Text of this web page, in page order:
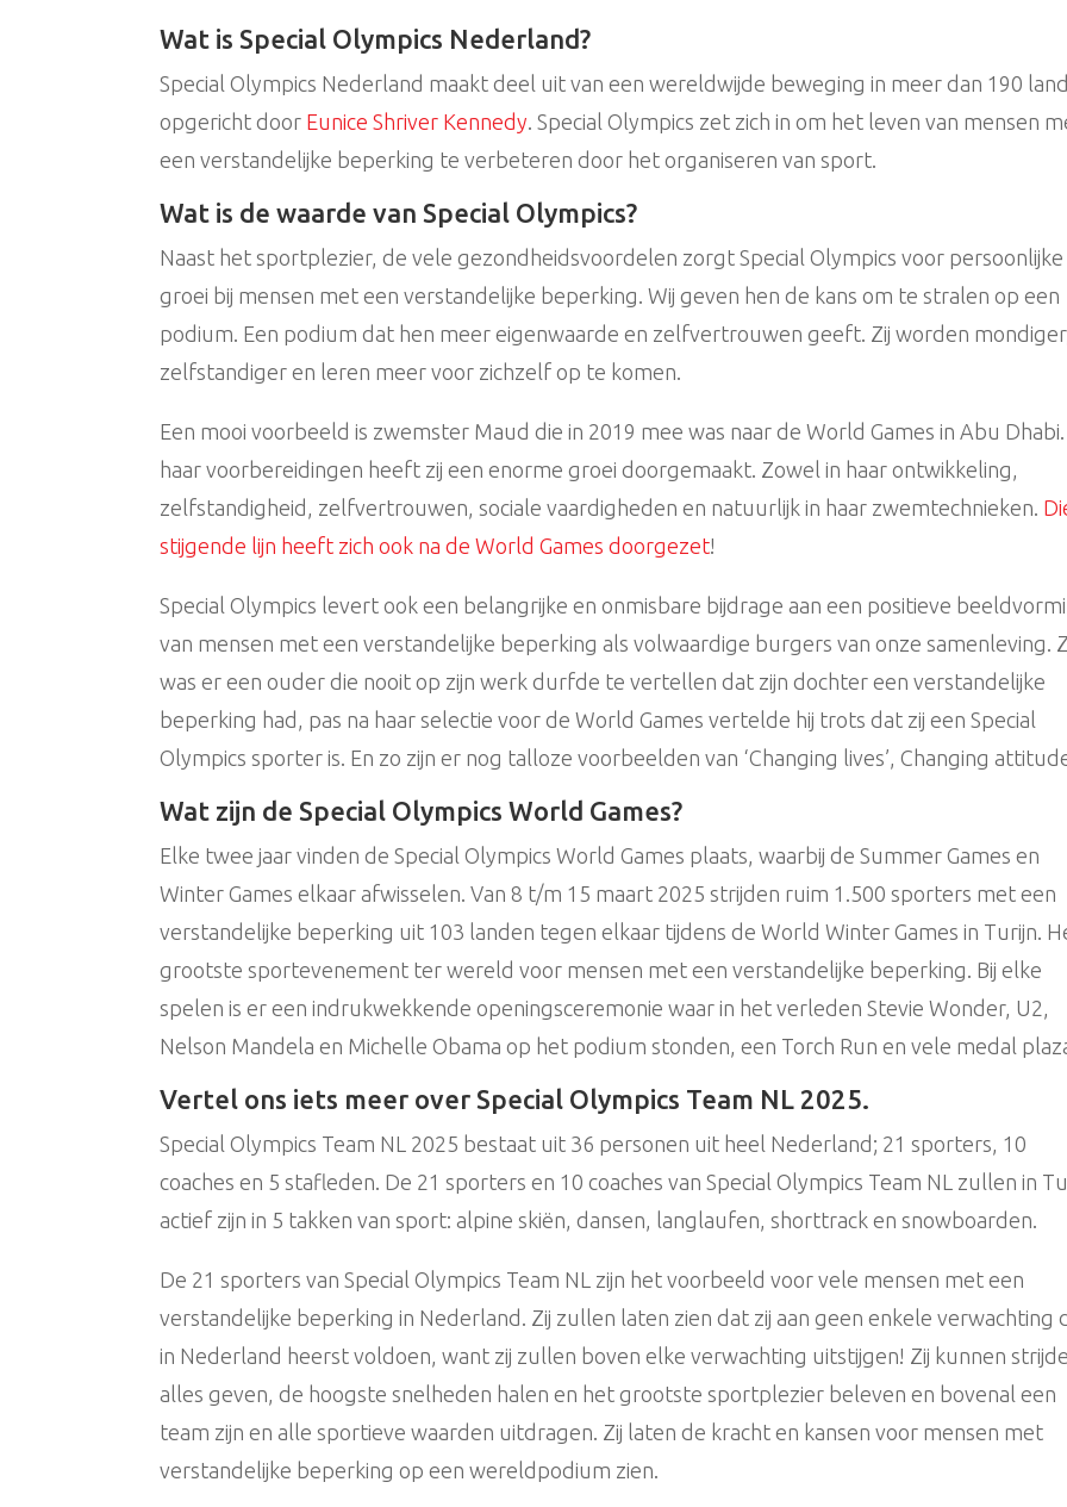
Wat is Special Olympics Nederland?
Special Olympics Nederland maakt deel uit van een wereldwijde beweging in meer dan 190
opgericht door Eunice Shriver Kennedy. Special Olympics zet zich in om het leven van mensen
een verstandelijke beperking te verbeteren door het organiseren van sport.
Wat is de waarde van Special Olympics?
Naast het sportplezier, de vele gezondheidsvoordelen zorgt Special Olympics voor persoonlijke
groei bij mensen met een verstandelijke beperking. Wij geven hen de kans om te stralen op een
podium. Een podium dat hen meer eigenwaarde en zelfvertrouwen geeft. Zij worden
zelfstandiger en leren meer voor zichzelf op te komen.
Een mooi voorbeeld is zwemster Maud die in 2019 mee was naar de World Games in Abu Dhabi.
haar voorbereidingen heeft zij een enorme groei doorgemaakt. Zowel in haar ontwikkeling,
zelfstandigheid, zelfvertrouwen, sociale vaardigheden en natuurlijk in haar zwemtechnieken.
stijgende lijn heeft zich ook na de World Games doorgezet!
Special Olympics levert ook een belangrijke en onmisbare bijdrage aan een positieve
van mensen met een verstandelijke beperking als volwaardige burgers van onze samenleving.
was er een ouder die nooit op zijn werk durfde te vertellen dat zijn dochter een verstandelijke
beperking had, pas na haar selectie voor de World Games vertelde hij trots dat zij een Special
Olympics sporter is. En zo zijn er nog talloze voorbeelden van ‘Changing lives’, Changing
Wat zijn de Special Olympics World Games?
Elke twee jaar vinden de Special Olympics World Games plaats, waarbij de Summer Games en
Winter Games elkaar afwisselen. Van 8 t/m 15 maart 2025 strijden ruim 1.500 sporters met een
verstandelijke beperking uit 103 landen tegen elkaar tijdens de World Winter Games in Turijn.
grootste sportevenement ter wereld voor mensen met een verstandelijke beperking. Bij elke
spelen is er een indrukwekkende openingsceremonie waar in het verleden Stevie Wonder, U2,
Nelson Mandela en Michelle Obama op het podium stonden, een Torch Run en vele medal
Vertel ons iets meer over Special Olympics Team NL 2025.
Special Olympics Team NL 2025 bestaat uit 36 personen uit heel Nederland; 21 sporters, 10
coaches en 5 stafleden. De 21 sporters en 10 coaches van Special Olympics Team NL zullen in
actief zijn in 5 takken van sport: alpine skiën, dansen, langlaufen, shorttrack en snowboarden.
De 21 sporters van Special Olympics Team NL zijn het voorbeeld voor vele mensen met een
verstandelijke beperking in Nederland. Zij zullen laten zien dat zij aan geen enkele verwachting
in Nederland heerst voldoen, want zij zullen boven elke verwachting uitstijgen! Zij kunnen
alles geven, de hoogste snelheden halen en het grootste sportplezier beleven en bovenal een
team zijn en alle sportieve waarden uitdragen. Zij laten de kracht en kansen voor mensen met
verstandelijke beperking op een wereldpodium zien.